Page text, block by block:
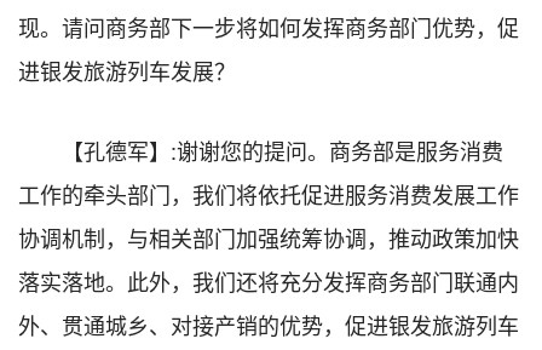
现。请问商务部下一步将如何发挥商务部门优势，促
进银发旅游列车发展？
【孔德军】:谢谢您的提问。商务部是服务消费
工作的牵头部门，我们将依托促进服务消费发展工作
协调机制，与相关部门加强统筹协调，推动政策加快
落实落地。此外，我们还将充分发挥商务部门联通内
外、贯通城乡、对接产销的优势，促进银发旅游列车